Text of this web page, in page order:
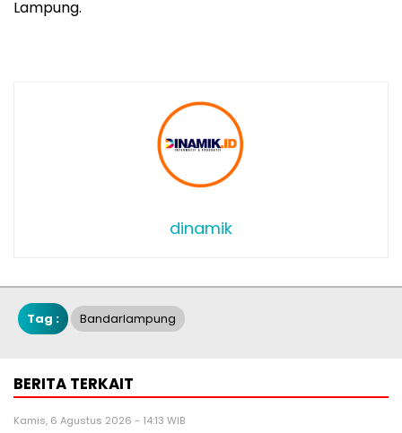
Lampung.
dinamik
Tag : Bandarlampung
BERITA TERKAIT
Kamis, 6 Agustus 2026 - 14:13 WIB